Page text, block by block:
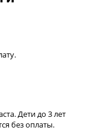
Дети до 3 лет
без оплаты.